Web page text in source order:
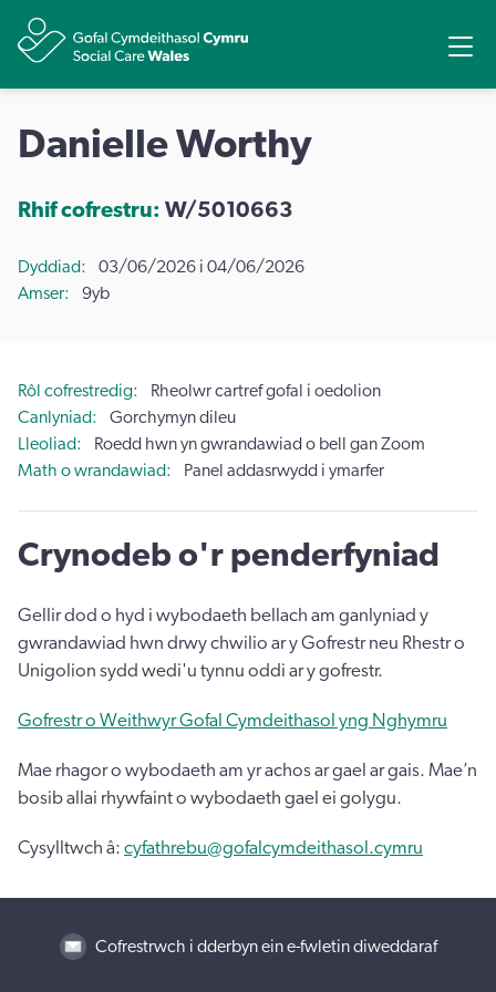
Danielle Worthy
Rhif cofrestru: W/5010663
Dyddiad
03/06/2026 i 04/06/2026
Amser
9yb
Rôl cofrestredig
Rheolwr cartref gofal i oedolion
Canlyniad
Gorchymyn dileu
Lleoliad
Roedd hwn yn gwrandawiad o bell gan Zoom
Math o wrandawiad
Panel addasrwydd i ymarfer
Crynodeb o'r penderfyniad
Gellir dod o hyd i wybodaeth bellach am ganlyniad y
gwrandawiad hwn drwy chwilio ar y Gofrestr neu Rhestr o
Unigolion sydd wedi'u tynnu oddi ar y gofrestr.
Gofrestr o Weithwyr Gofal Cymdeithasol yng Nghymru
Mae rhagor o wybodaeth am yr achos ar gael ar gais. Mae’n
bosib allai rhywfaint o wybodaeth gael ei golygu.
Cysylltwch â: cyfathrebu@gofalcymdeithasol.cymru
Cofrestrwch i dderbyn ein e-fwletin diweddaraf